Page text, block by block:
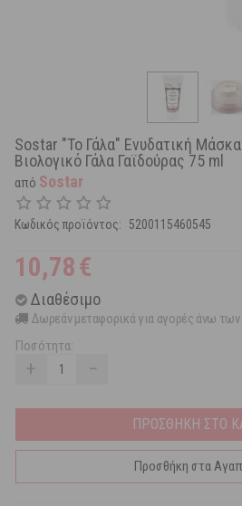
Sostar "Το Γάλα" Ενυδατική
Βιολογικό Γάλα Γαϊδούρας 75 ml
από Sostar
Κωδικός προϊόντος: 5200115460545
10,78€
Διαθέσιμο
Δωρεάν μεταφορικά για αγορές άνω των
Ποσότητα:
+ −
ΠΡΟΣΘΗΚΗ ΣΤΟ
Προσθήκη στα